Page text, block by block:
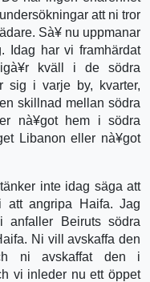
att ni tror
Sà¥ nu uppmanar
Idag har vi framhärdat
kväll i de södra
sig i varje by, kvarter,
skillnad mellan södra
nà¥got hem i södra
Libanon eller nà¥got
inte idag säga att
att angripa Haifa. Jag
Beiruts södra
Ni vill avskaffa den
ni avskaffat den i
vi inleder nu ett öppet